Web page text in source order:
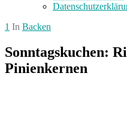
1 In Backen
Sonntagskuchen:
Pinienkernen